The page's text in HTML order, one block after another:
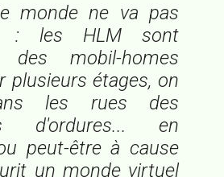
monde ne va pas
: les HLM sont
des mobil-homes
plusieurs étages, on
les rues des
d'ordures... en
peut-être à cause
un monde virtuel